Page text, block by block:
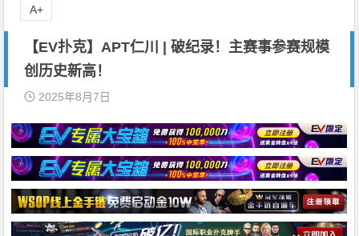
【EV扑克】APT仁川 | 破纪录！主赛事参赛规模
创历史新高！
2025年8月7日
A+